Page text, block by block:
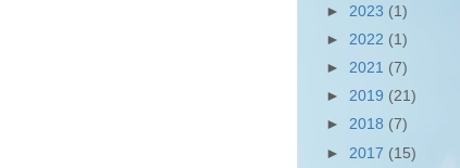
► 2023 (1)
► 2022 (1)
► 2021 (7)
► 2019 (21)
► 2018 (7)
► 2017 (15)